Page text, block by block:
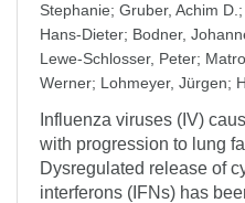
Stephanie; Gruber, Achim D. ;
Hans-Dieter; Bodner,
Lewe-Schlosser, Peter;
Werner; Lohmeyer, Jürgen;
Influenza viruses (IV)
with progression to lung
Dysregulated release of
interferons (IFNs) has